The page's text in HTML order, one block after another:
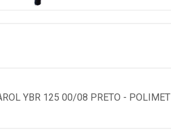
YBR 125 00/08 PRETO - POLIMET